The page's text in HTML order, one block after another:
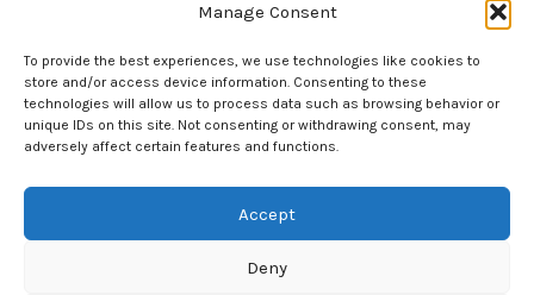
Manage Consent
To provide the best experiences, we use technologies like cookies to
store and/or access device information. Consenting to these
technologies will allow us to process data such as browsing behavior or
unique IDs on this site. Not consenting or withdrawing consent, may
adversely affect certain features and functions.
Accept
Deny
TLF. Butikken +45 31 74 24 84 Fra: 13: 30 til 18:00
TLF. Online: +45 31 72 27 11
Email: Info@dansemessen.dk
KUNDESERVICE